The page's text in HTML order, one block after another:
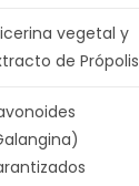
vegetal y
de Própolis